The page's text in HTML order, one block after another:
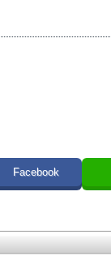
Facebook